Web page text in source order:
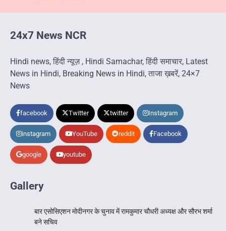
24x7 News NCR
Hindi news, हिंदी न्यूज़ , Hindi Samachar, हिंदी समाचार, Latest
News in Hindi, Breaking News in Hindi, ताजा ख़बरें, 24×7
News
facebook Twitter twitter Instagram
instagram YouTube reddit Facebook
google youtube
Gallery
बार एसोसिएशन मोदीनगर के चुनाव में रामकुमार चौधरी अध्यक्ष और सौरभ शर्मा
बने सचिव